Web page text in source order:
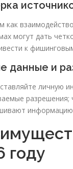
как
могут дать
к
данные и
личную
разрешения;
году